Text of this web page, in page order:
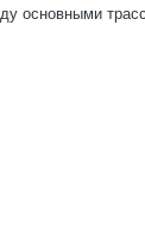
основными